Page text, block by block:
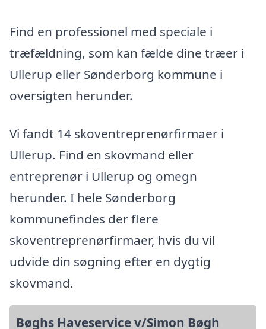
Find en professionel med speciale i
træfældning, som kan fælde dine træer i
Ullerup eller Sønderborg kommune i
oversigten herunder.
Vi fandt 14 skoventreprenørfirmaer i
Ullerup. Find en skovmand eller
entreprenør i Ullerup og omegn
herunder. I hele Sønderborg
kommunefindes der flere
skoventreprenørfirmaer, hvis du vil
udvide din søgning efter en dygtig
skovmand.
Bøghs Haveservice v/Simon Bøgh